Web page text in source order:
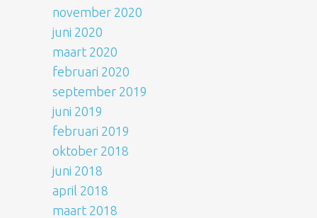
november 2020
juni 2020
maart 2020
februari 2020
september 2019
juni 2019
februari 2019
oktober 2018
juni 2018
april 2018
maart 2018